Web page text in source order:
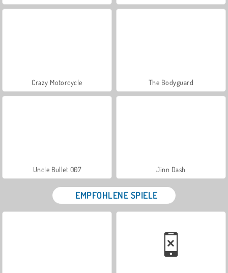
Crazy Motorcycle The Bodyguard
Uncle Bullet 007 Jinn Dash
EMPFOHLENE SPIELE